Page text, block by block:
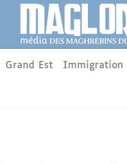
Grand Est Immigration